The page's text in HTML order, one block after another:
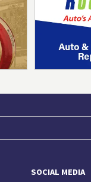
SOCIAL MEDIA